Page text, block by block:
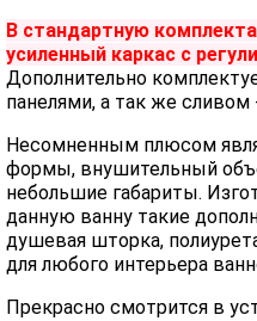
В стандартную
усиленный каркас с
Дополнительно
панелями, а так же сливом
Несомненным плюсом
формы, внушительный
небольшие габариты.
данную ванну такие
душевая шторка,
для любого интерьера
Прекрасно смотрится в